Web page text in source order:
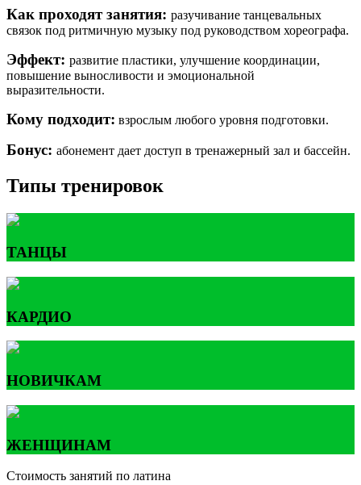
Как проходят занятия: разучивание танцевальных
связок под ритмичную музыку под руководством хореографа.
Эффект: развитие пластики, улучшение координации,
повышение выносливости и эмоциональной
выразительности.
Кому подходит: взрослым любого уровня подготовки.
Бонус: абонемент дает доступ в тренажерный зал и бассейн.
Типы тренировок
ТАНЦЫ
КАРДИО
НОВИЧКАМ
ЖЕНЩИНАМ
Стоимость занятий по латина